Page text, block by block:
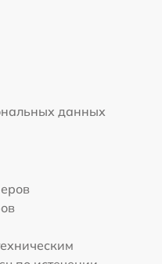
данных